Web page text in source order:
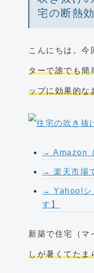
宅の断熱
こんにちは。今
ターで誰でも簡
ップに効果的な
→ Amazon
→ 楽天市場
→ Yahoo!シ
す】
新築で住宅（マ
しが暑くてたま